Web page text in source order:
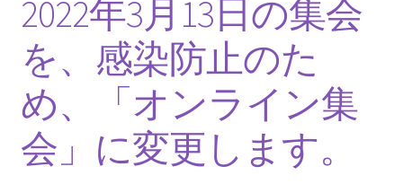
き」「原発ゼロへの行進！誰でもデモ！」
原発ゼロ金曜日行動 inかわさき
2013.3.10 第２回原発ゼロへのカウントダウンinかわ
さき 集会
2014.3.16 第３回原発ゼロへのカウントダウンinかわ
2022年3月13日の集会
を、感染防止のた
め、「オンライン集
会」に変更します。